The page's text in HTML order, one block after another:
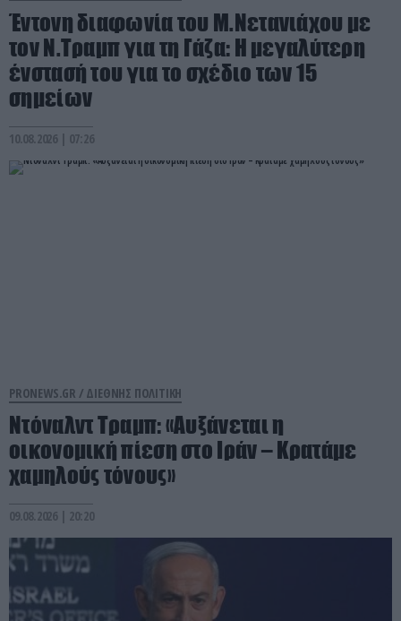
Έντονη διαφωνία του Μ.Νετανιάχου με
τον Ν.Τραμπ για τη Γάζα: Η μεγαλύτερη
ένστασή του για το σχέδιο των 15
σημείων
10.08.2026 | 07:26
PRONEWS.GR / ΔΙΕΘΝΗΣ ΠΟΛΙΤΙΚΗ
Ντόναλντ Τραμπ: «Αυξάνεται η
οικονομική πίεση στο Ιράν – Κρατάμε
χαμηλούς τόνους»
09.08.2026 | 20:20